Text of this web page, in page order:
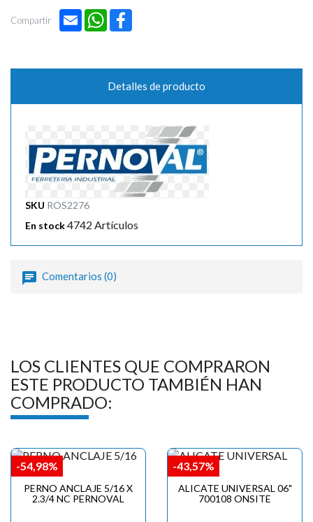
Compartir Email WhatsApp
Detalles de producto
SKU ROS2276
En stock4742 Artículos
Comentarios (0)
LOS CLIENTES QUE COMPRARON
ESTE PRODUCTO TAMBIÉN HAN
COMPRADO:
PERNO ANCLAJE 5/16 X
2.3/4 NC PERNOVAL
-54,98%
ALICATE UNIVERSAL 06"
700108 ONSITE
-43,57%